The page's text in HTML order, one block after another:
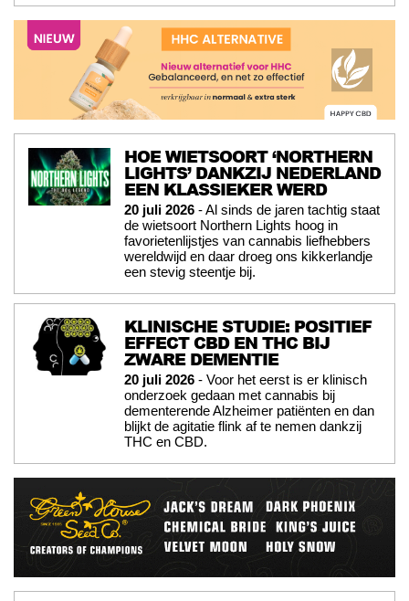
HOE WIETSOORT ‘NORTHERN
LIGHTS’ DANKZIJ NEDERLAND
EEN KLASSIEKER WERD
20 juli 2026 - Al sinds de jaren tachtig staat
de wietsoort Northern Lights hoog in
favorietenlijstjes van cannabis liefhebbers
wereldwijd en daar droeg ons kikkerlandje
een stevig steentje bij.
KLINISCHE STUDIE: POSITIEF
EFFECT CBD EN THC BIJ
ZWARE DEMENTIE
20 juli 2026 - Voor het eerst is er klinisch
onderzoek gedaan met cannabis bij
dementerende Alzheimer patiënten en dan
blijkt de agitatie flink af te nemen dankzij
THC en CBD.